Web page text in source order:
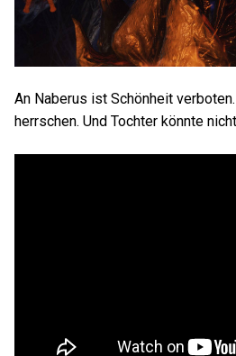
An Naberus ist Schönheit
herrschen. Und Tochter könnte